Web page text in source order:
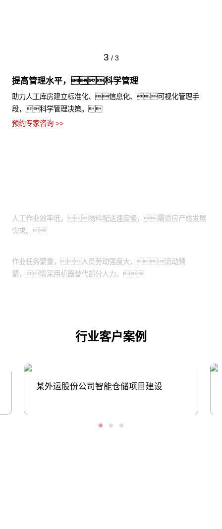
3 / 3
提高管理水平，科学管理
助力人工库房建立标准化、信息化、可视化管理手
段，科学管理决策。
预约专家咨询 >>
人工作业效率低，物料配送速度慢，需适应产线发展
需求。
作业任务繁重，人员劳动强度大，流动频
繁，需采用机器替代部分人力。
行业客户案例
某外运股份公司智能仓储项目建设